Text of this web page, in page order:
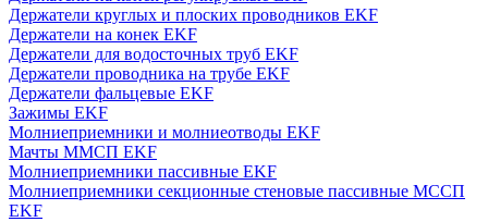
Держатели круглых и плоских проводников EKF
Держатели на конек EKF
Держатели для водосточных труб EKF
Держатели проводника на трубе EKF
Держатели фальцевые EKF
Зажимы EKF
Молниеприемники и молниеотводы EKF
Мачты ММСП EKF
Молниеприемники пассивные EKF
Молниеприемники секционные стеновые пассивные МССП
EKF